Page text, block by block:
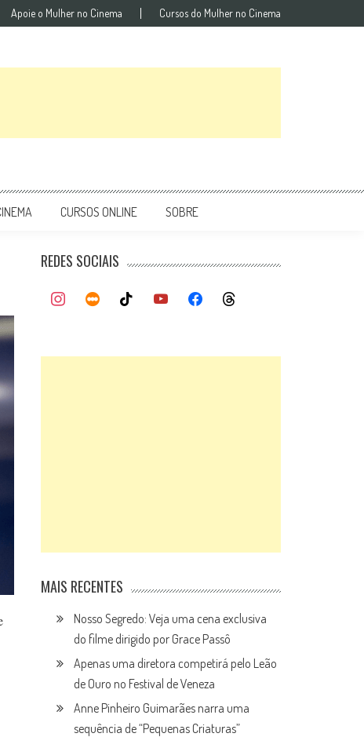
Apoie o Mulher no Cinema Cursos do Mulher no Cinema
CURSOS ONLINE SOBRE
REDES SOCIAIS
MAIS RECENTES
Nosso Segredo: Veja uma cena exclusiva
do filme dirigido por Grace Passô
Apenas uma diretora competirá pelo Leão
de Ouro no Festival de Veneza
Anne Pinheiro Guimarães narra uma
sequência de “Pequenas Criaturas”